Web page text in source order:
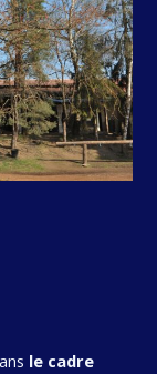
le cadre